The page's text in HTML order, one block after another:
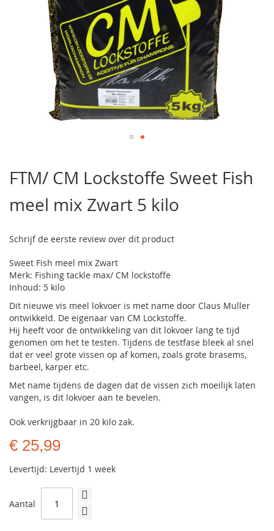
het
begin
van
de
gallerij
FTM/ CM Lockstoffe Sweet Fish
meel mix Zwart 5 kilo
Schrijf de eerste review over dit product
Sweet Fish meel mix Zwart
Merk: Fishing tackle max/ CM lockstoffe
Inhoud: 5 kilo
Dit nieuwe vis meel lokvoer is met name door Claus Muller
ontwikkeld. De eigenaar van CM Lockstoffe.
Hij heeft voor de ontwikkeling van dit lokvoer lang te tijd
genomen om het te testen. Tijdens de testfase bleek al snel
dat er veel grote vissen op af komen, zoals grote brasems,
barbeel, karper etc.
Met name tijdens de dagen dat de vissen zich moeilijk laten
vangen, is dit lokvoer aan te bevelen.
Ook verkrijgbaar in 20 kilo zak.
€ 25,99
Levertijd: Levertijd 1 week
Aantal